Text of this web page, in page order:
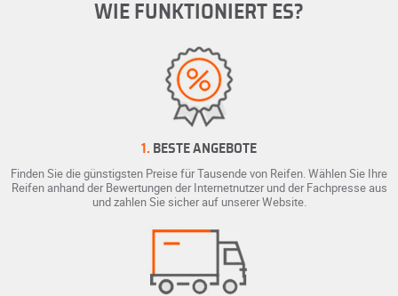
WIE FUNKTIONIERT ES?
1. BESTE ANGEBOTE
Finden Sie die günstigsten Preise für Tausende von Reifen. Wählen Sie Ihre
Reifen anhand der Bewertungen der Internetnutzer und der Fachpresse aus
und zahlen Sie sicher auf unserer Website.